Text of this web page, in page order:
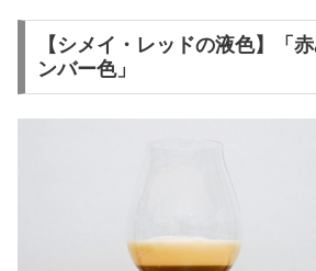
【シメイ・レッドの液色】「
ンバー色」